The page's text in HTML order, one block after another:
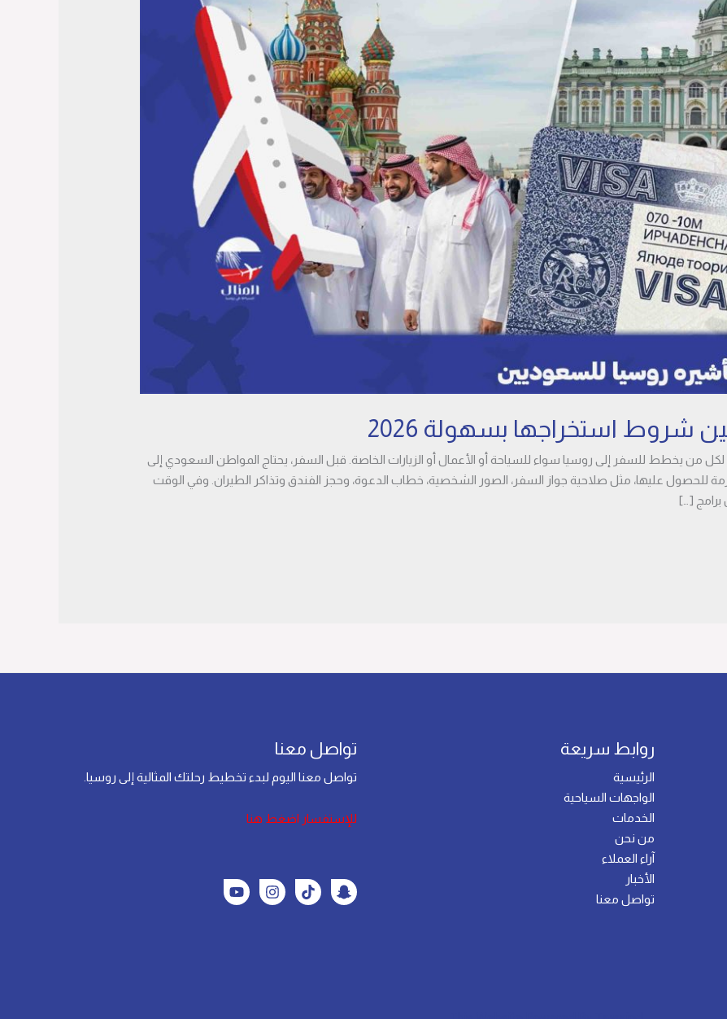
شروط استخراجها بسهولة 2026
من يخطط للسفر إلى روسيا سواء للسياحة أو الأعمال أو الزيارات الخاصة. قبل السفر، يحتاج المواطن السعودي إلى
للحصول عليها، مثل صلاحية جواز السفر، الصور الشخصية، خطاب الدعوة، وحجز الفندق وتذاكر الطيران. وفي الوقت
[…]
روابط سريعة
الرئيسية
الواجهات السياحية
الخدمات
من نحن
آراء العملاء
الأخبار
تواصل معنا
تواصل معنا
تواصل معنا اليوم لبدء تخطيط رحلتك المثالية إلى روسيا.
للإستفسار اضغط هنا